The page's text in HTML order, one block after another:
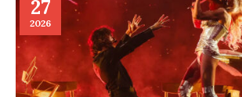
27
2026